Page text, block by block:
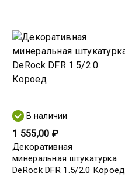
В наличии
1 555,00 ₽
Декоративная
минеральная штукатурка
DeRock DFR 1.5/2.0 Короед